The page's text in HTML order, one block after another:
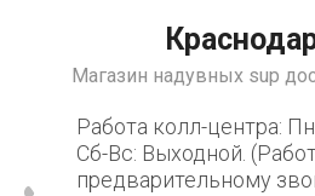
Магазин надувных sup
Работа колл-центра:
Сб-Вс: Выходной.
предварительному